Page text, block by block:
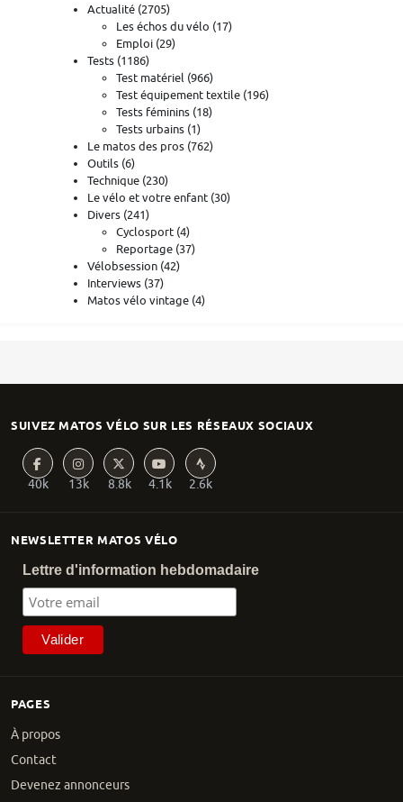
Actualité (2705)
Les échos du vélo (17)
Emploi (29)
Tests (1186)
Test matériel (966)
Test équipement textile (196)
Tests féminins (18)
Tests urbains (1)
Le matos des pros (762)
Outils (6)
Technique (230)
Le vélo et votre enfant (30)
Divers (241)
Cyclosport (4)
Reportage (37)
Vélobsession (42)
Interviews (37)
Matos vélo vintage (4)
PAGES
À propos
Contact
Devenez annonceurs
NEWSLETTER MATOS VÉLO
Lettre d'information hebdomadaire
SUIVEZ MATOS VÉLO SUR LES RÉSEAUX SOCIAUX
40k 13k 8.8k 4.1k 2.6k